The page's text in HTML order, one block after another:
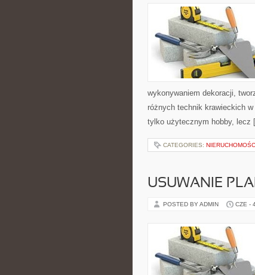
wykonywaniem dekoracji,
różnych technik krawieckich
tylko użytecznym hobby, lecz
CATEGORIES:
USUWANIE
POSTED BY ADMIN CZE -